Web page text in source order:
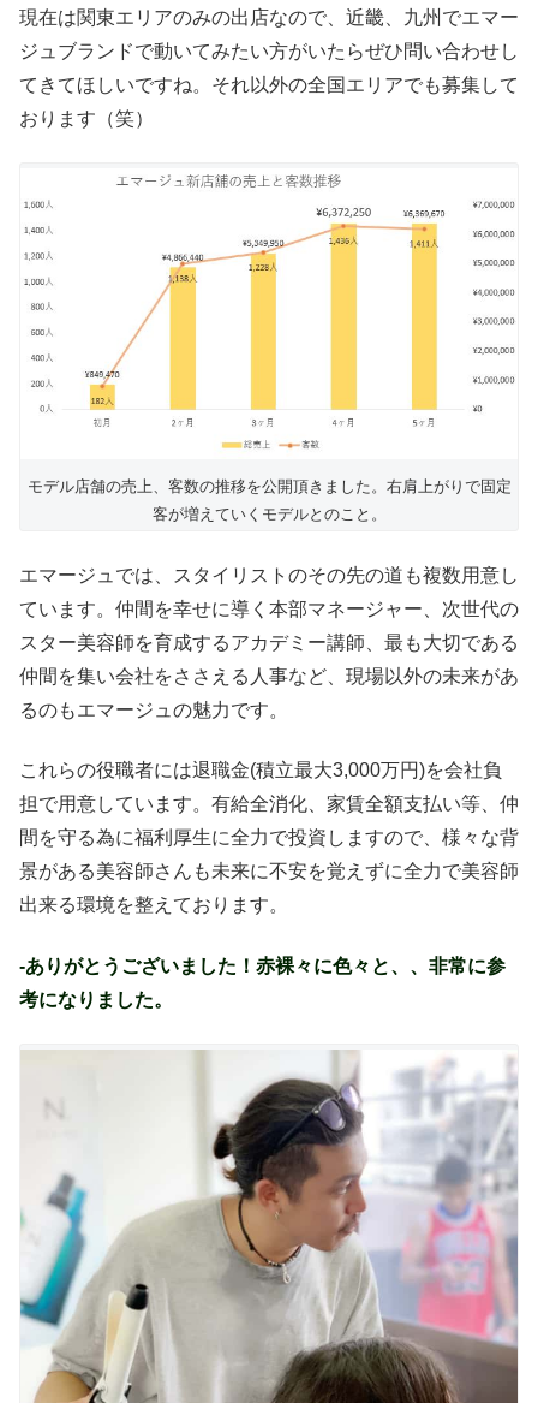
現在は関東エリアのみの出店なので、近畿、九州でエマー
ジュブランドで動いてみたい方がいたらぜひ問い合わせし
てきてほしいですね。それ以外の全国エリアでも募集して
おります（笑）
モデル店舗の売上、客数の推移を公開頂きました。右肩上がりで固定
客が増えていくモデルとのこと。
エマージュでは、スタイリストのその先の道も複数用意し
ています。仲間を幸せに導く本部マネージャー、次世代の
スター美容師を育成するアカデミー講師、最も大切である
仲間を集い会社をささえる人事など、現場以外の未来があ
るのもエマージュの魅力です。
これらの役職者には退職金(積立最大3,000万円)を会社負
担で用意しています。有給全消化、家賃全額支払い等、仲
間を守る為に福利厚生に全力で投資しますので、様々な背
景がある美容師さんも未来に不安を覚えずに全力で美容師
出来る環境を整えております。
-ありがとうございました！赤裸々に色々と、、非常に参
考になりました。